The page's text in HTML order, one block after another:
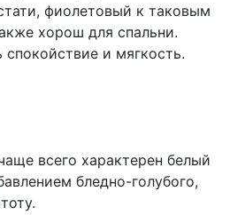
фиолетовый к таковым
хорош для спальни.
и мягкость.
всего характерен белый
бледно-голубого,